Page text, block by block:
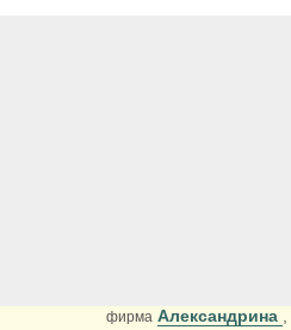
фирма Александрина